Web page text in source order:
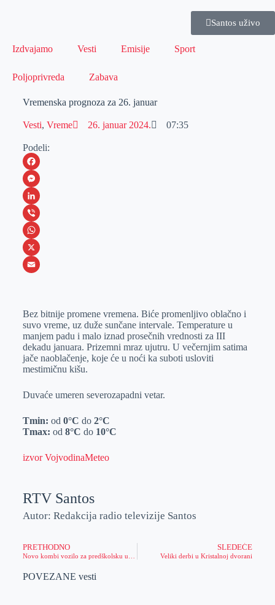
Santos uživo
Izdvajamo Vesti Emisije Sport
Poljoprivreda Zabava
Vremenska prognoza za 26. januar
Vesti, Vreme 26. januar 2024. 07:35
Podeli:
F
a
c
e
b
o
M
e
s
s
e
e
r
L
i
n
k
I
n
V
i
b
W
h
s
A
p
p
X
a
i
l
Bez bitnije promene vremena. Biće promenljivo oblačno i
suvo vreme, uz duže sunčane intervale. Temperature u
manjem padu i malo iznad prosečnih vrednosti za III
dekadu januara. Prizemni mraz ujutru. U večernjim satima
jače naoblačenje, koje će u noći ka suboti usloviti
mestimičnu kišu.
Duvaće umeren severozapadni vetar.
Tmin: od 0°C do 2°C
Tmax: od 8°C do 10°C
izvor VojvodinaMeteo
RTV Santos
Autor: Redakcija radio televizije Santos
PRETHODNO SLEDEĆE
Veliki derbi u Kristalnoj dvorani
POVEZANE vesti